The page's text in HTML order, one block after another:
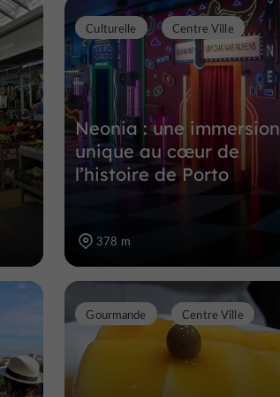
Neonia : une immersion
unique au cœur de
l’histoire de Porto
Culturelle Centre Ville
378 m
Gourmande Centre Ville